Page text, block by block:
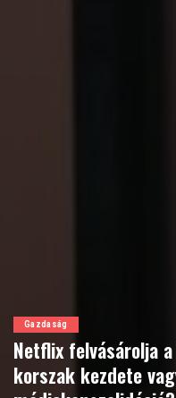
Gazdaság
Netflix felvásárolja
korszak kezdete